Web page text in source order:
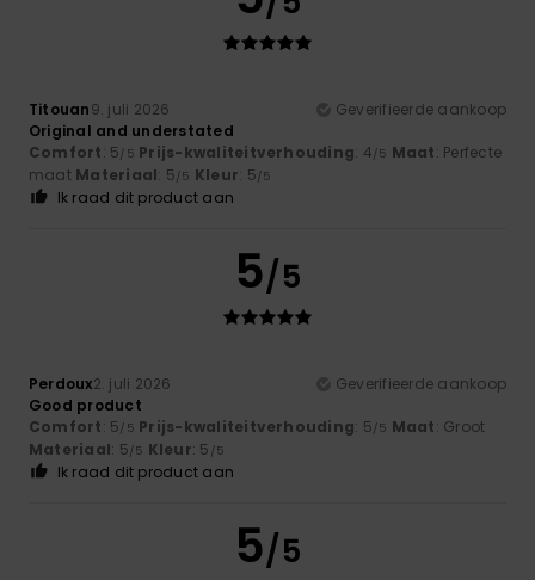
Titouan9. juli 2026
Geverifieerde aankoop
Original and understated
Comfort: 5/5 Prijs-kwaliteitverhouding: 4/5 Maat: Perfecte
maat Materiaal: 5/5 Kleur: 5/5
Ik raad dit product aan
5/5
Perdoux2. juli 2026
Geverifieerde aankoop
Good product
Comfort: 5/5 Prijs-kwaliteitverhouding: 5/5 Maat: Groot
Materiaal: 5/5 Kleur: 5 /5
Ik raad dit product aan
5/5